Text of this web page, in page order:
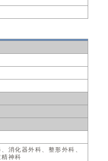
消化器外科、整形外科、
神科